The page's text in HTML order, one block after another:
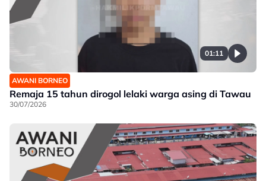
01:11
AWANI BORNEO
Remaja 15 tahun dirogol lelaki warga asing di Tawau
30/07/2026